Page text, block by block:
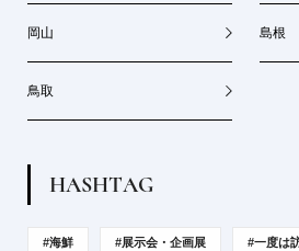
岡山 島根
鳥取
HASHTAG
#海鮮 #展示会・企画展 #一度は